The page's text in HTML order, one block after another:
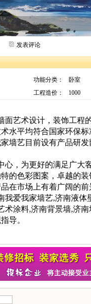
发表评论
功能分类：
卧室
工程造价：
1000
面艺术设计，装饰工程
水平均符合国家环保
墙艺目前设有产品研
，为更好的满足广大
的色彩图案，卓越的
在市场上有着广阔的前
爱我家墙艺,济南液体
术涂料,济南背景墙,济
导。